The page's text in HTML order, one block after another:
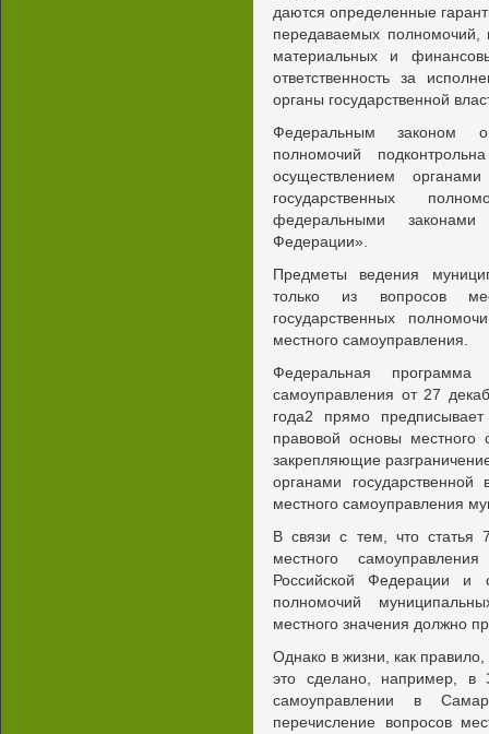
даются определенные
передаваемых
материальных и
ответственность за
органы государственной
Федеральным законом
полномочий
осуществлением
государственных
федеральными
Федерации».
Предметы ведения
только из вопросов
государственных
местного самоуправления.
Федеральная программа
самоуправления от 27
года2 прямо
правовой основы местного
закрепляющие
органами
местного самоуправления
В связи с тем, что статья
местного
Российской Федерации и
полномочий
местного значения должно
Однако в жизни, как
это сделано, например, в
самоуправлении в
перечисление вопросов